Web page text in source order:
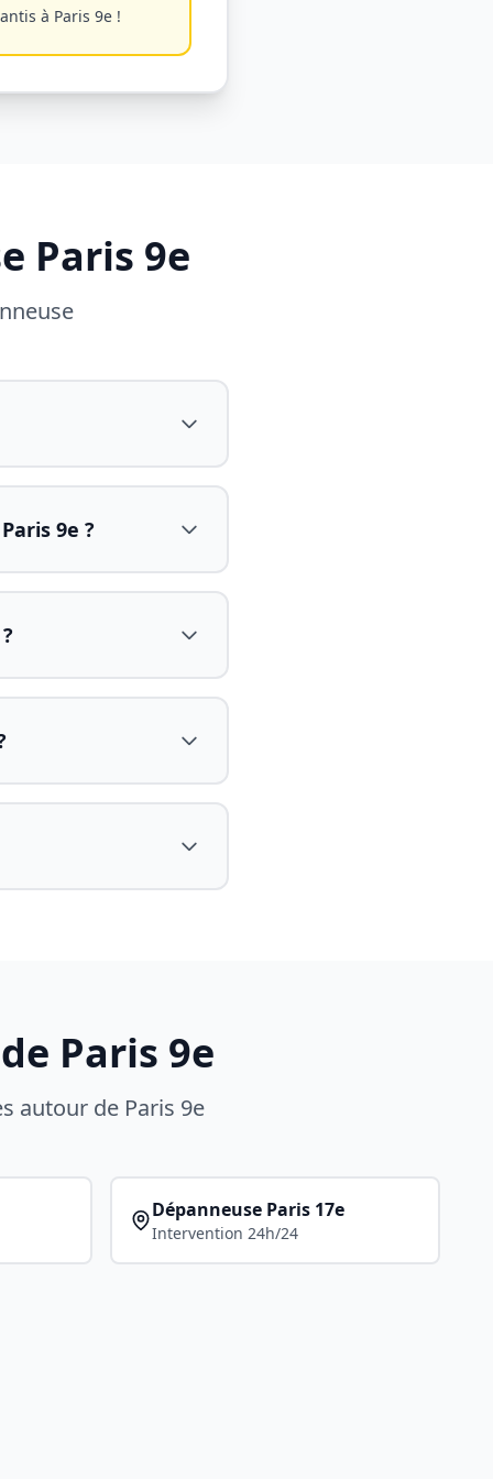
à Paris 9e !
Paris 9e
9e ?
Paris 9e
autour de Paris 9e
Dépanneuse Paris 17e
Intervention 24h/24